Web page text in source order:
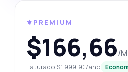
⚜️PREMIUM
$166,66/
Faturado $1.999,90/ano